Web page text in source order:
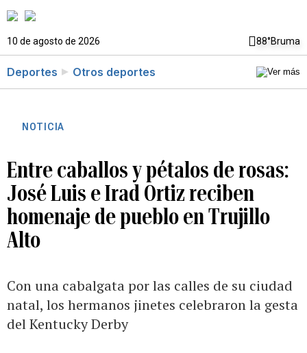
10 de agosto de 2026 88°Bruma
Deportes Otros deportes
NOTICIA
Entre caballos y pétalos de rosas:
José Luis e Irad Ortiz reciben
homenaje de pueblo en Trujillo
Alto
Con una cabalgata por las calles de su ciudad
natal, los hermanos jinetes celebraron la gesta
del Kentucky Derby